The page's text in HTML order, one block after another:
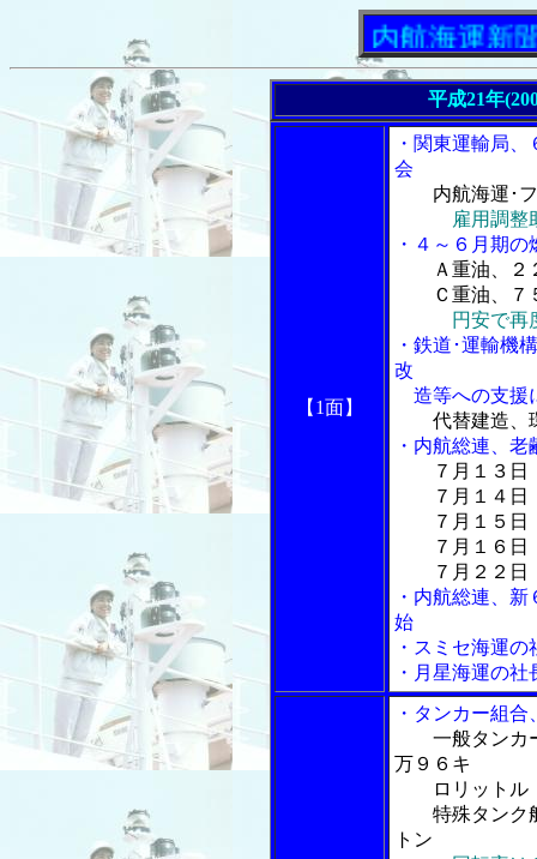
「内航海運新聞」ニ
平成21年
【1面】
・関東運輸局
会
内航海運･
雇用調整
・４～６月期
Ａ重油、
Ｃ重油、７５
円安で再
・鉄道･運輸機
改
造等への支援
代替建造、
・内航総連、
７月１３
７月１４日
７月１５日
７月１６日
７月２２日
・内航総連、
始
・スミセ海運
・月星海運の
・タンカー組
一般タンカ
万９６キ
ロリットル
特殊タンク船
トン